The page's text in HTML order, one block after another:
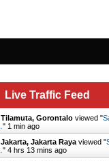
Live Traffic Feed
Tilamuta, Gorontalo viewed "
" 1 min ago
Jakarta, Jakarta Raya viewed "
" 4 hrs 13 mins ago